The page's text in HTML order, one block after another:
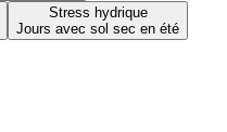
Stress hydrique
Jours avec sol sec en été